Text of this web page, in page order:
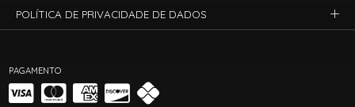
PAGAMENTO
POLÍTICA DE PRIVACIDADE DE DADOS